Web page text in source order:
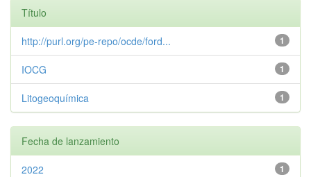
Título
1
http://purl.org/pe-repo/ocde/ford...
1
IOCG
1
Litogeoquímica
Fecha de lanzamiento
1
2022